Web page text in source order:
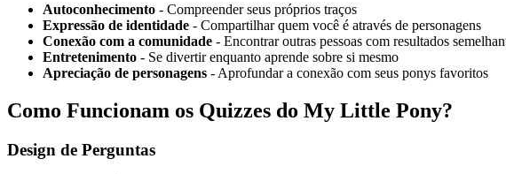
Autoconhecimento - Compreender seus próprios traços
Expressão de identidade - Compartilhar quem você é através de personagens
Conexão com a comunidade - Encontrar outras pessoas com resultados
Entretenimento - Se divertir enquanto aprende sobre si mesmo
Apreciação de personagens - Aprofundar a conexão com seus ponys favoritos
Como Funcionam os Quizzes do My Little Pony?
Design de Perguntas